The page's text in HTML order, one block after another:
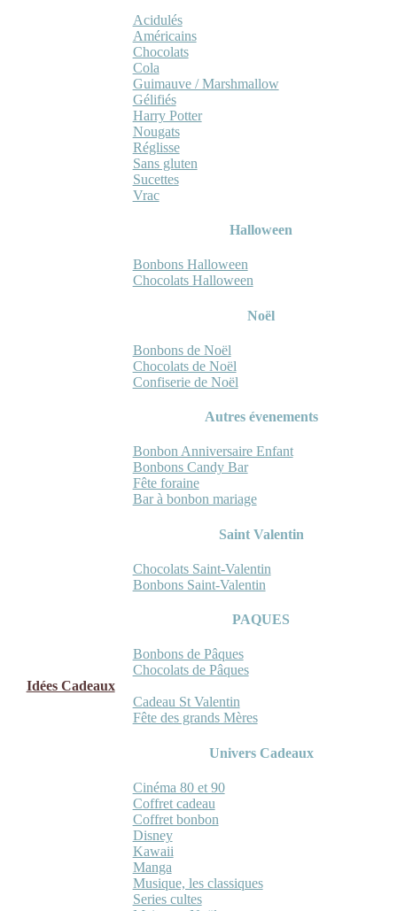
Acidulés
Américains
Chocolats
Cola
Guimauve / Marshmallow
Gélifiés
Harry Potter
Nougats
Réglisse
Sans gluten
Sucettes
Vrac
Halloween
Bonbons Halloween
Chocolats Halloween
Noël
Bonbons de Noël
Chocolats de Noël
Confiserie de Noël
Autres évenements
Bonbon Anniversaire Enfant
Bonbons Candy Bar
Fête foraine
Bar à bonbon mariage
Saint Valentin
Chocolats Saint-Valentin
Bonbons Saint-Valentin
PAQUES
Bonbons de Pâques
Chocolats de Pâques
Idées Cadeaux
Cadeau St Valentin
Fête des grands Mères
Univers Cadeaux
Cinéma 80 et 90
Coffret cadeau
Coffret bonbon
Disney
Kawaii
Manga
Musique, les classiques
Series cultes